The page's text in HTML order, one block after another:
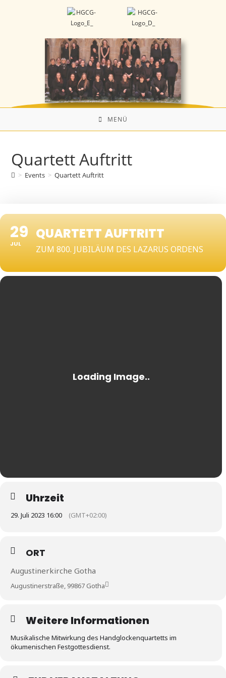
MENÜ
Quartett Auftritt
> Events > Quartett Auftritt
29
JUL
QUARTETT AUFTRITT
ZUM 800. JUBILÄUM DES LAZARUS ORDENS
Uhrzeit
29. Juli 2023 16:00 (GMT+02:00)
ORT
Augustinerkirche Gotha
Augustinerstraße, 99867 Gotha
Weitere Informationen
Musikalische Mitwirkung des Handglockenquartetts im
ökumenischen Festgottesdienst.